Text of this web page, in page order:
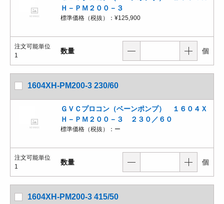
Ｈ－ＰＭ２００－３
標準価格（税抜）： ¥125,900
注文可能単位
1
数量 個
1604XH-PM200-3 230/60
ＧＶＣプロコン（ベーンポンプ） １６０４Ｘ
Ｈ－ＰＭ２００－３ ２３０／６０
標準価格（税抜）： ー
注文可能単位
1
数量 個
1604XH-PM200-3 415/50